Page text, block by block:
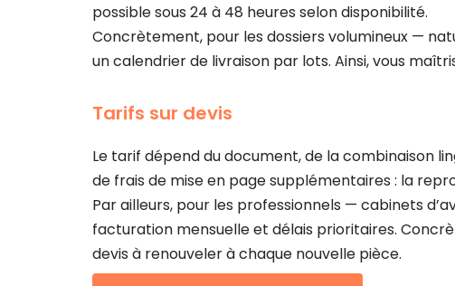
possible sous 24 à 48 heures selon disponibilité.
Concrètement, pour les dossiers volumineux —
un calendrier de livraison par lots. Ainsi, vous
Tarifs sur devis
Le tarif dépend du document, de la combinaison
de frais de mise en page supplémentaires : la
Par ailleurs, pour les professionnels — cabinets
facturation mensuelle et délais prioritaires.
devis à renouveler à chaque nouvelle pièce.